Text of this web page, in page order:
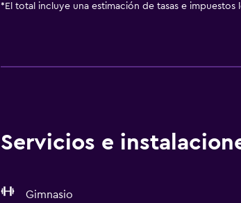
* El total incluye una estimación de tasas e
Servicios e
Gimnasio